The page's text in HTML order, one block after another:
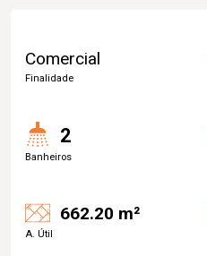
Comercial
Finalidade
2
Banheiros
662.20 m²
A. Útil